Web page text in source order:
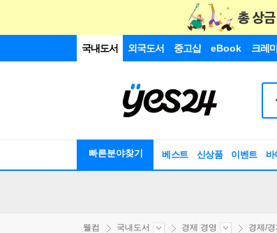
국내도서 외국도서 중고샵 eBook 크레
빠른분야찾기 베스트 신상품 이벤트 바
웰컴 국내도서 경제 경영 경제/